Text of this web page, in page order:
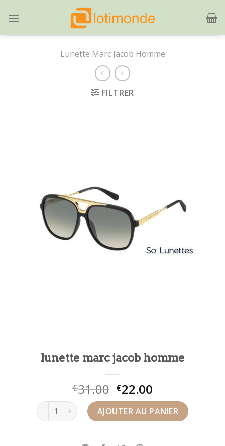
Lunette Marc Jacob Homme
FILTRER
lunette marc jacob homme
€31.00 €22.00
quantité de lunette marc jacob homme
AJOUTER AU PANIER